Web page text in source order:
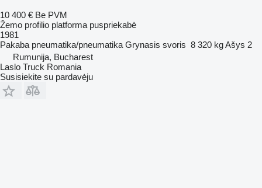
10 400 € Be PVM
Žemo profilio platforma puspriekabė
1981
Pakaba pneumatika/pneumatika Grynasis svoris 8 320 kgAšys 2
Rumunija, Bucharest
Laslo Truck Romania
Susisiekite su pardavėju